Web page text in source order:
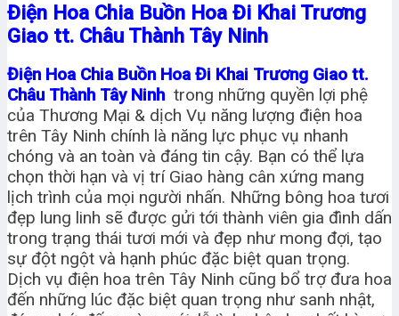
Điện Hoa Chia Buồn Hoa Đi Khai Trương
Giao tt. Châu Thành Tây Ninh
Điện Hoa Chia Buồn Hoa Đi Khai Trương Giao tt.
Châu Thành Tây Ninh trong những quyền lợi phệ
của Thương Mại & dịch Vụ năng lượng điện hoa
trên Tây Ninh chính là năng lực phục vụ nhanh
chóng và an toàn và đáng tin cậy. Bạn có thể lựa
chọn thời hạn và vị trí Giao hàng cân xứng mang
lịch trình của mọi người nhấn. Những bông hoa tươi
đẹp lung linh sẽ được gửi tới thành viên gia đình dấn
trong trạng thái tươi mới và đẹp như mong đợi, tạo
sự đột ngột và hạnh phúc đặc biệt quan trọng.
Dịch vụ điện hoa trên Tây Ninh cũng bổ trợ đưa hoa
đến những lúc đặc biệt quan trọng như sanh nhật,